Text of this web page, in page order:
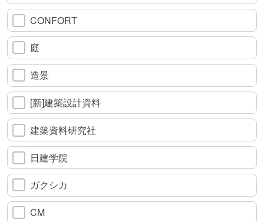
CONFORT
庭
造景
[新]建築設計資料
建築資料研究社
日建学院
ガクシカ
CM